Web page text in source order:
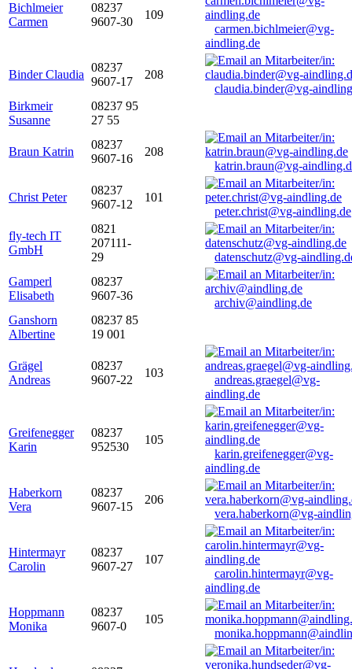
Bichlmeier
Carmen
08237
9607-30
109
carmen.bichlmeier@vg-
aindling.de
Binder Claudia
08237
9607-17
208
claudia.binder@vg-
Birkmeir
Susanne
08237 95
27 55
Braun Katrin
08237
9607-16
208
katrin.braun@vg-
Christ Peter
08237
9607-12
101
peter.christ@vg-aindling.de
fly-tech IT
GmbH
0821
207111-
29
datenschutz@vg-
Gamperl
Elisabeth
08237
9607-36
archiv@aindling.de
Ganshorn
Albertine
08237 85
19 001
Grägel
Andreas
08237
9607-22
103
andreas.graegel@vg-
aindling.de
Greifenegger
Karin
08237
952530
105
karin.greifenegger@vg-
aindling.de
Haberkorn
Vera
08237
9607-15
206
vera.haberkorn@vg-
Hintermayr
Carolin
08237
9607-27
107
carolin.hintermayr@vg-
aindling.de
Hoppmann
Monika
08237
9607-0
105